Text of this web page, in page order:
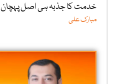
خدمت کا جذبہ ہی اصل پہچان
مبارک علی